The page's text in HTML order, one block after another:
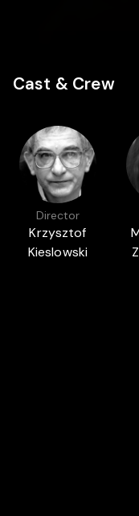
Cast & Crew
Director
Krzysztof
Kieslowski